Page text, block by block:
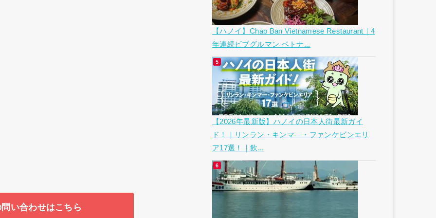
い合わせはこちら
【ハノイ】Chao Ban Vietnamese Restaurant｜4
年連続ビブグルマン ベトナ...
【2026年最新版】ハノイの日本人街最新ガイ
ド！｜リンラン・キンマ―・ファンケビンエリ
ア17選！｜飲...